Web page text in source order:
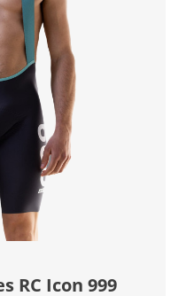
Cuissard à bretelles RC Icon 999